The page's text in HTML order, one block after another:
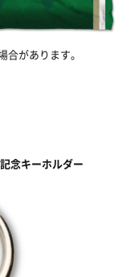
があります。
念キーホルダー